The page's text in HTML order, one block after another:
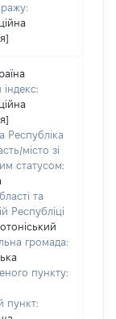
Республіка
місто зі
статусом:
та
Республіці
громада:
пункту:
пункт: